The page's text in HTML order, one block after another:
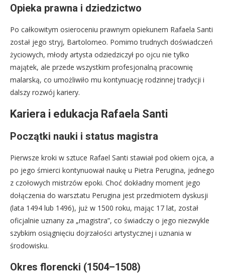
Opieka prawna i dziedzictwo
Po całkowitym osieroceniu prawnym opiekunem Rafaela Santi
został jego stryj, Bartolomeo. Pomimo trudnych doświadczeń
życiowych, młody artysta odziedziczył po ojcu nie tylko
majątek, ale przede wszystkim profesjonalną pracownię
malarską, co umożliwiło mu kontynuację rodzinnej tradycji i
dalszy rozwój kariery.
Kariera i edukacja Rafaela Santi
Początki nauki i status magistra
Pierwsze kroki w sztuce Rafael Santi stawiał pod okiem ojca, a
po jego śmierci kontynuował naukę u Pietra Perugina, jednego
z czołowych mistrzów epoki. Choć dokładny moment jego
dołączenia do warsztatu Perugina jest przedmiotem dyskusji
(lata 1494 lub 1496), już w 1500 roku, mając 17 lat, został
oficjalnie uznany za „magistra”, co świadczy o jego niezwykle
szybkim osiągnięciu dojrzałości artystycznej i uznania w
środowisku.
Okres florencki (1504–1508)